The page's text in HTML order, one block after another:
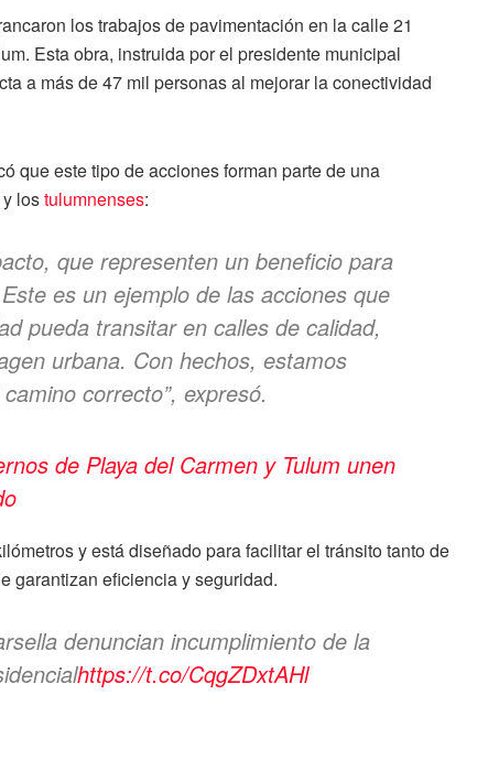
los trabajos de pavimentación en la calle 21
Esta obra, instruida por el presidente municipal
a más de 47 mil personas al mejorar la conectividad
que este tipo de acciones forman parte de una
lostulumnenses:
que representen un beneficio para
es un ejemplo de las acciones que
pueda transitar en calles de calidad,
urbana. Con hechos, estamos
correcto”, expresó.
de Playa del Carmen y Tulum unen
y está diseñado para facilitar el tránsito tanto de
garantizan eficiencia y seguridad.
denuncian incumplimiento de la
https://t.co/CqgZDxtAHl